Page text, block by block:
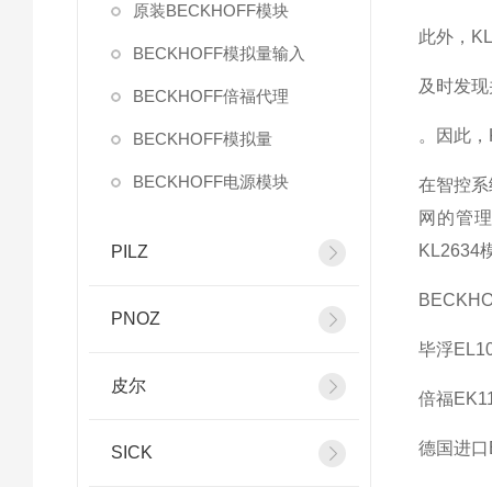
原装BECKHOFF模块
BECKHOFF模拟量输入
BECKHOFF倍福代理
BECKHOFF模拟量
BECKHOFF电源模块
PILZ
PNOZ
皮尔
SICK
此外，
及时发
。因此
在智控
网的管
KL2634
毕浮
倍福
德国进